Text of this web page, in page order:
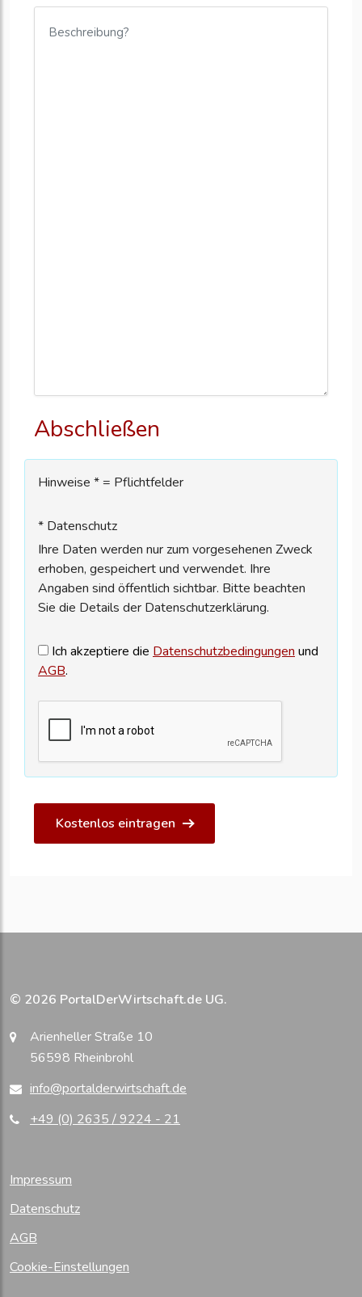
Abschließen
Hinweise * = Pflichtfelder
* Datenschutz
Ihre Daten werden nur zum vorgesehenen Zweck
erhoben, gespeichert und verwendet. Ihre
Angaben sind öffentlich sichtbar. Bitte beachten
Sie die Details der Datenschutzerklärung.
Ich akzeptiere die Datenschutzbedingungen und
AGB.
Kostenlos eintragen
© 2026 PortalDerWirtschaft.de UG.
Arienheller Straße 10
56598 Rheinbrohl
info@portalderwirtschaft.de
+49 (0) 2635 / 9224 - 21
Impressum
Datenschutz
AGB
Cookie-Einstellungen